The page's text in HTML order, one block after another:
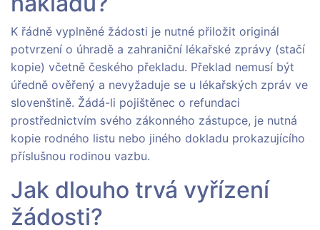
K řádně vyplněné žádosti je nutné přiložit originál
potvrzení o úhradě a zahraniční lékařské zprávy (stačí
kopie) včetně českého překladu. Překlad nemusí být
úředně ověřený a nevyžaduje se u lékařských zpráv ve
slovenštině. Žádá-li pojištěnec o refundaci
prostřednictvím svého zákonného zástupce, je nutná
kopie rodného listu nebo jiného dokladu prokazujícího
příslušnou rodinou vazbu.
Jak dlouho trvá vyřízení
žádosti?